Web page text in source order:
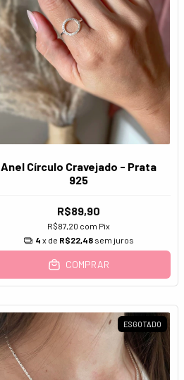
Anel Círculo Cravejado - Prata
925
R$89,90
R$87,20 com Pix
4 x de R$22,48 sem juros
COMPRAR
ESGOTADO